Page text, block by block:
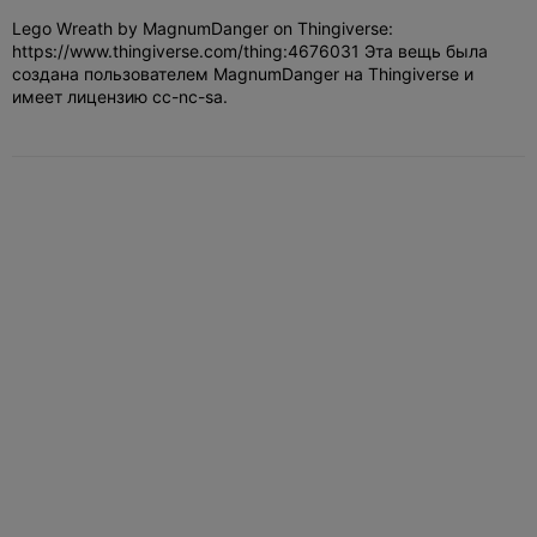
Lego Wreath by MagnumDanger on Thingiverse:
https://www.thingiverse.com/thing:4676031 Эта вещь была
создана пользователем MagnumDanger на Thingiverse и
имеет лицензию cc-nc-sa.